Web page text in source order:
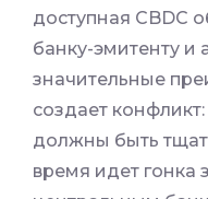
доступная CBDC
банку-эмитенту и
значительные
создает
должны быть
время идет гонка